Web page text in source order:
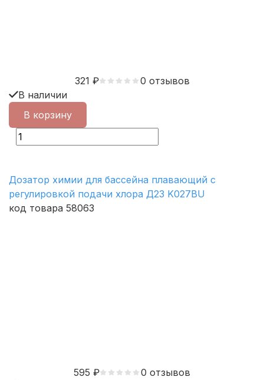
321 ₽
0 отзывов
В наличии
В корзину
Дозатор химии для бассейна плавающий с
регулировкой подачи хлора Д23 K027BU
код товара 58063
595 ₽
0 отзывов